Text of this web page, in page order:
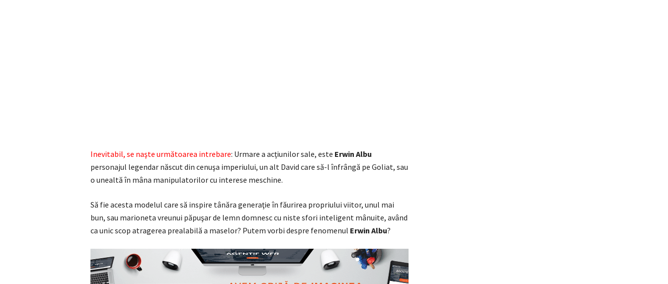
Inevitabil, se naşte următoarea intrebare: Urmare a acţiunilor sale, este Erwin Albu
personajul legendar născut din cenuşa imperiului, un alt David care să-l înfrângă pe Goliat, sau
o unealtă în mâna manipulatorilor cu interese meschine.
Să fie acesta modelul care să inspire tânăra generaţie în făurirea propriului viitor, unul mai
bun, sau marioneta vreunui păpuşar de lemn domnesc cu niste sfori inteligent mânuite, având
ca unic scop atragerea prealabilă a maselor? Putem vorbi despre fenomenul Erwin Albu?